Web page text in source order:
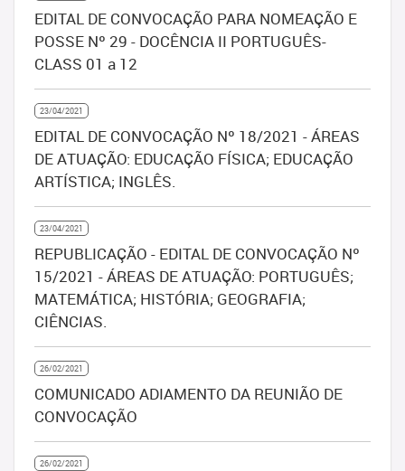
EDITAL DE CONVOCAÇÃO PARA NOMEAÇÃO E
POSSE Nº 29 - DOCÊNCIA II PORTUGUÊS-
CLASS 01 a 12
23/04/2021
EDITAL DE CONVOCAÇÃO Nº 18/2021 - ÁREAS
DE ATUAÇÃO: EDUCAÇÃO FÍSICA; EDUCAÇÃO
ARTÍSTICA; INGLÊS.
23/04/2021
REPUBLICAÇÃO - EDITAL DE CONVOCAÇÃO Nº
15/2021 - ÁREAS DE ATUAÇÃO: PORTUGUÊS;
MATEMÁTICA; HISTÓRIA; GEOGRAFIA;
CIÊNCIAS.
26/02/2021
COMUNICADO ADIAMENTO DA REUNIÃO DE
CONVOCAÇÃO
26/02/2021